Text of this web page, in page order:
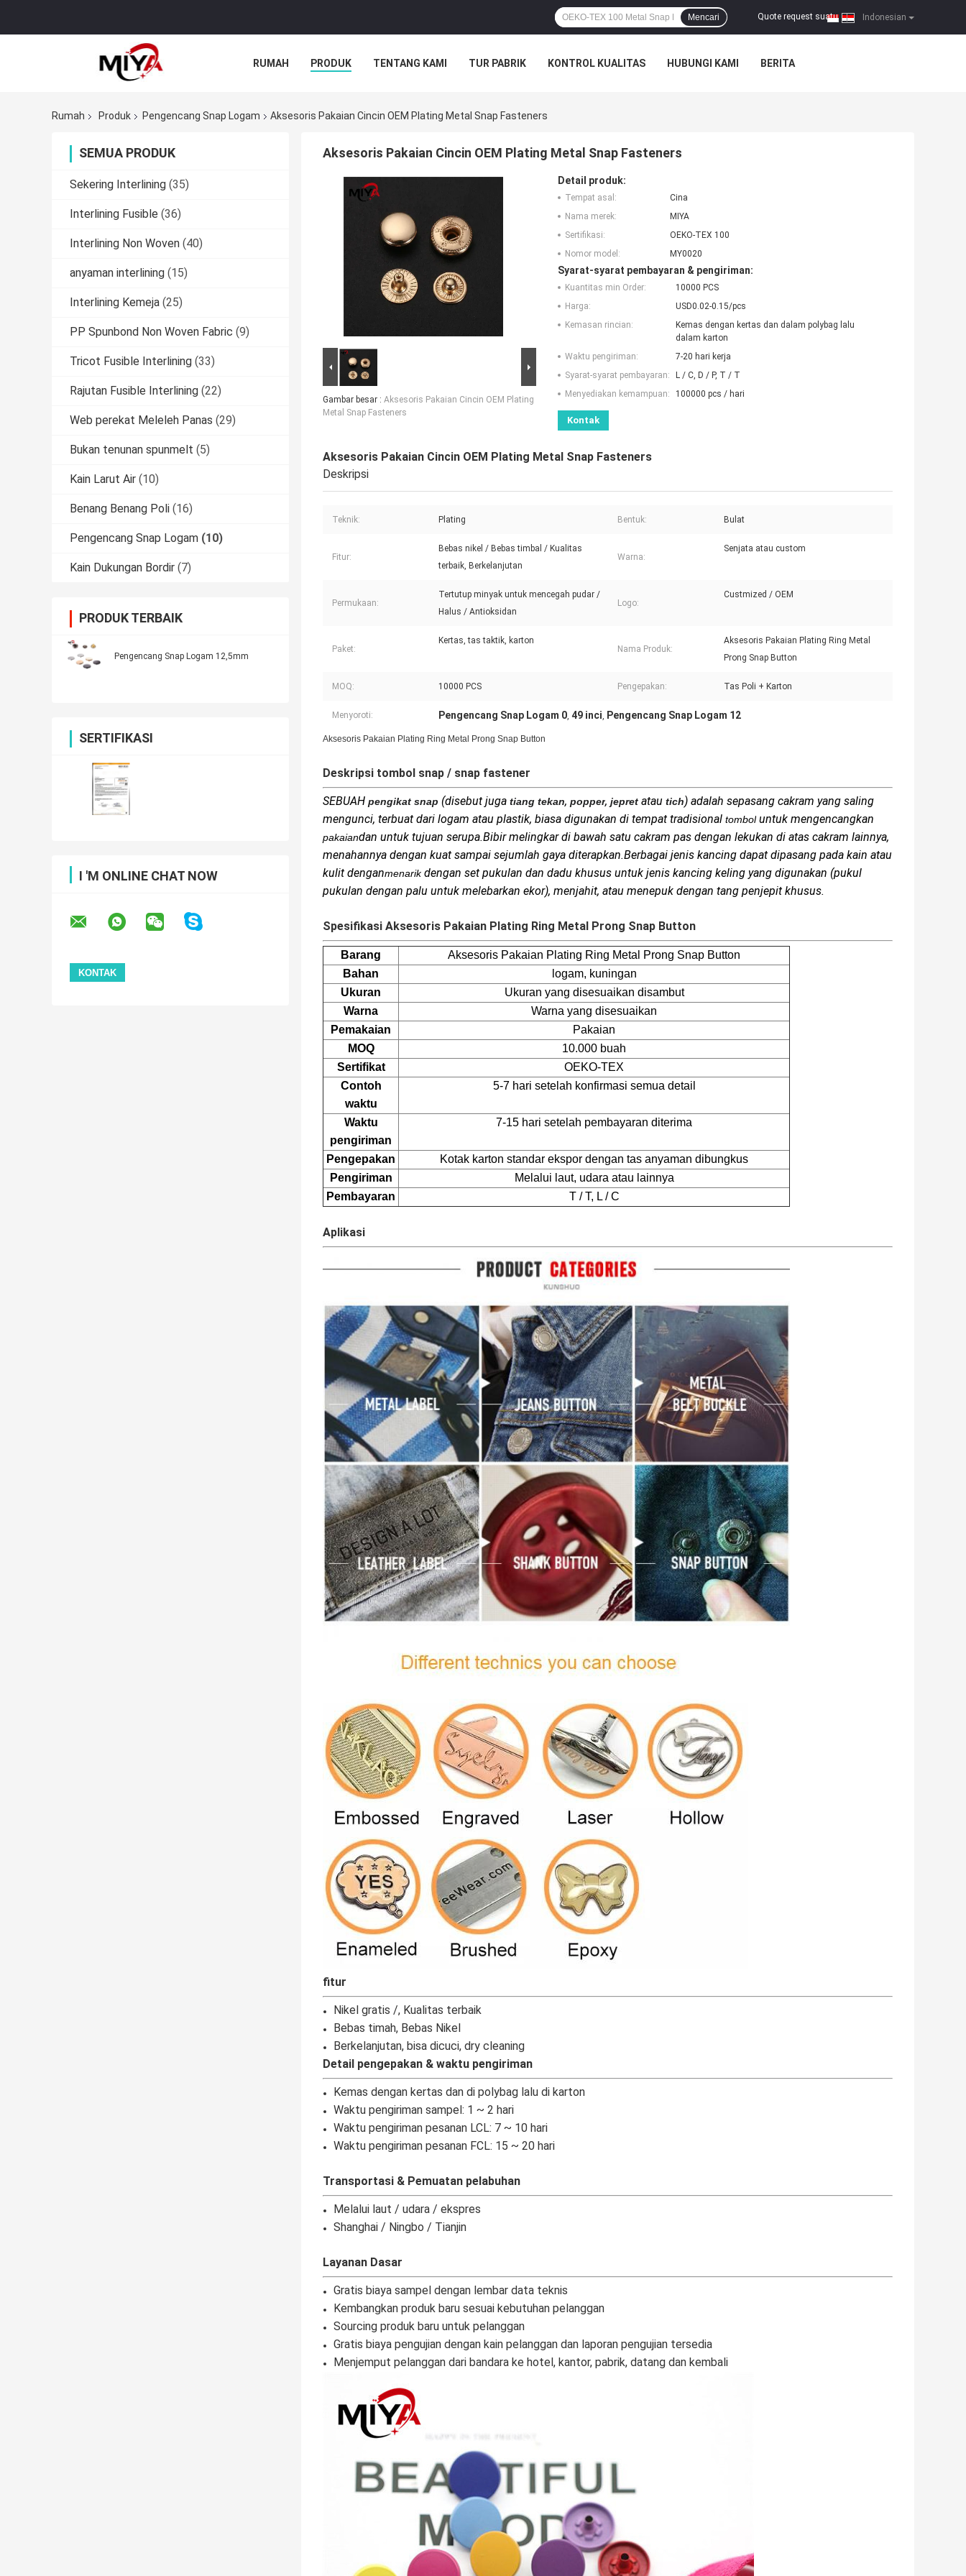
Indonesian
Quote request suatu |
Mencari
RUMAH PRODUK TENTANG KAMI TUR PABRIK KONTROL KUALITAS HUBUNGI KAMI BERITA
Rumah Produk Pengencang Snap Logam Aksesoris Pakaian Cincin OEM Plating Metal Snap Fasteners
SEMUA PRODUK
Sekering Interlining (35)
Interlining Fusible (36)
Interlining Non Woven (40)
anyaman interlining (15)
Interlining Kemeja (25)
PP Spunbond Non Woven Fabric (9)
Tricot Fusible Interlining (33)
Rajutan Fusible Interlining (22)
Web perekat Meleleh Panas (29)
Bukan tenunan spunmelt (5)
Kain Larut Air (10)
Benang Benang Poli (16)
Pengencang Snap Logam (10)
Kain Dukungan Bordir (7)
PRODUK TERBAIK
Pengencang Snap Logam 12,5mm
SERTIFIKASI
I 'M ONLINE CHAT NOW
Aksesoris Pakaian Cincin OEM Plating Metal Snap Fasteners
Gambar besar : Aksesoris Pakaian Cincin OEM Plating
Metal Snap Fasteners
Detail produk:
Tempat asal:
Cina
Nama merek:
MIYA
Sertifikasi:
OEKO-TEX 100
Nomor model:
MY0020
Syarat-syarat pembayaran & pengiriman:
Kuantitas min Order:
10000 PCS
Harga:
USD0.02-0.15/pcs
Kemasan rincian:
Kemas dengan kertas dan dalam polybag lalu
dalam karton
Waktu pengiriman:
7-20 hari kerja
Syarat-syarat pembayaran:
L / C, D / P, T / T
Menyediakan kemampuan:
100000 pcs / hari
Kontak
Aksesoris Pakaian Cincin OEM Plating Metal Snap Fasteners
Deskripsi
Teknik: Plating Bentuk: Bulat
Fitur:
Bebas nikel / Bebas timbal / Kualitas
terbaik, Berkelanjutan
Warna:
Senjata atau custom
Permukaan:
Tertutup minyak untuk mencegah pudar /
Halus / Antioksidan
Logo:
Custmized / OEM
Paket:
Kertas, tas taktik, karton
Nama Produk:
Aksesoris Pakaian Plating Ring Metal
Prong Snap Button
MOQ: 10000 PCS Pengepakan: Tas Poli + Karton
Menyoroti: Pengencang Snap Logam 0, 49 inci, Pengencang Snap Logam 12
Aksesoris Pakaian Plating Ring Metal Prong Snap Button
Deskripsi tombol snap / snap fastener
SEBUAH pengikat snap (disebut juga tiang tekan, popper, jepret atau tich) adalah sepasang cakram yang saling
mengunci, terbuat dari logam atau plastik, biasa digunakan di tempat tradisional tombol untuk mengencangkan
pakaiandan untuk tujuan serupa.Bibir melingkar di bawah satu cakram pas dengan lekukan di atas cakram lainnya,
menahannya dengan kuat sampai sejumlah gaya diterapkan.Berbagai jenis kancing dapat dipasang pada kain atau
kulit denganmenarik dengan set pukulan dan dadu khusus untuk jenis kancing keling yang digunakan (pukul
pukulan dengan palu untuk melebarkan ekor), menjahit, atau menepuk dengan tang penjepit khusus.
Spesifikasi Aksesoris Pakaian Plating Ring Metal Prong Snap Button
Barang
Aksesoris Pakaian Plating Ring Metal Prong Snap Button
Bahan
logam, kuningan
Ukuran
Ukuran yang disesuaikan disambut
Warna
Warna yang disesuaikan
Pemakaian
Pakaian
MOQ
10.000 buah
Sertifikat
OEKO-TEX
Contoh
waktu
5-7 hari setelah konfirmasi semua detail
Waktu
pengiriman
7-15 hari setelah pembayaran diterima
Pengepakan
Kotak karton standar ekspor dengan tas anyaman dibungkus
Pengiriman
Melalui laut, udara atau lainnya
Pembayaran
T / T, L / C
Aplikasi
fitur
Nikel gratis /, Kualitas terbaik
Bebas timah, Bebas Nikel
Berkelanjutan, bisa dicuci, dry cleaning
Detail pengepakan & waktu pengiriman
Kemas dengan kertas dan di polybag lalu di karton
Waktu pengiriman sampel: 1 ~ 2 hari
Waktu pengiriman pesanan LCL: 7 ~ 10 hari
Waktu pengiriman pesanan FCL: 15 ~ 20 hari
Transportasi & Pemuatan pelabuhan
Melalui laut / udara / ekspres
Shanghai / Ningbo / Tianjin
Layanan Dasar
Gratis biaya sampel dengan lembar data teknis
Kembangkan produk baru sesuai kebutuhan pelanggan
Sourcing produk baru untuk pelanggan
Gratis biaya pengujian dengan kain pelanggan dan laporan pengujian tersedia
Menjemput pelanggan dari bandara ke hotel, kantor, pabrik, datang dan kembali